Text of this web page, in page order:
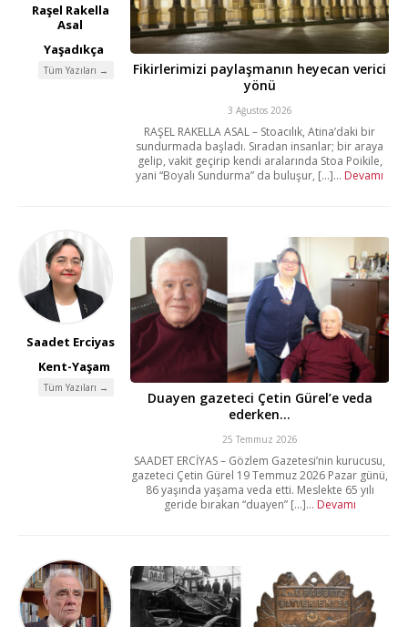
Raşel Rakella
Asal
Yaşadıkça
Tüm Yazıları →
Fikirlerimizi paylaşmanın heyecan verici
yönü
3 Ağustos 2026
RAŞEL RAKELLA ASAL – Stoacılık, Atina’daki bir
sundurmada başladı. Sıradan insanlar; bir araya
gelip, vakit geçirip kendi aralarında Stoa Poikile,
yani “Boyalı Sundurma” da buluşur, [...]... Devamı
Saadet Erciyas
Kent-Yaşam
Tüm Yazıları →
Duayen gazeteci Çetin Gürel’e veda
ederken…
25 Temmuz 2026
SAADET ERCİYAS – Gözlem Gazetesi’nin kurucusu,
gazeteci Çetin Gürel 19 Temmuz 2026 Pazar günü,
86 yaşında yaşama veda etti. Meslekte 65 yılı
geride bırakan “duayen” [...]... Devamı